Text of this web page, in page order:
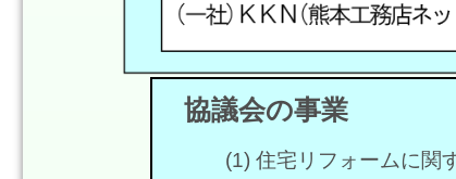
協議会の事業
(1) 住宅リフォームに関